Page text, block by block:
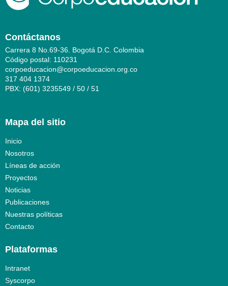
Contáctanos
Carrera 8 No.69-36. Bogotá D.C. Colombia
Código postal: 110231
corpoeducacion@corpoeducacion.org.co
317 404 1374
PBX: (601) 3235549 / 50 / 51
Mapa del sitio
Inicio
Nosotros
Líneas de acción
Proyectos
Noticias
Publicaciones
Nuestras políticas
Contacto
Plataformas
Intranet
Syscorpo